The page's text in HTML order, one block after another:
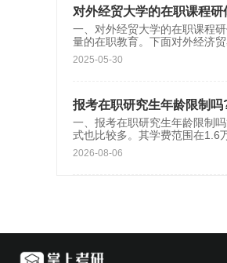
对外经贸大学的在职课程
一、对外经贸大学的在职课程
量的在职教育。下面对外经济
2025-05-30
报考在职研究生年龄限制
一、报考在职研究生年龄限制
式也比较多。其学费范围在1.6
2026-08-06